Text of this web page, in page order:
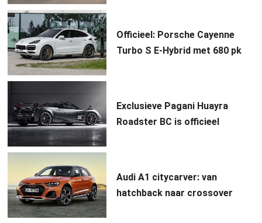
Officieel: Porsche Cayenne
Turbo S E-Hybrid met 680 pk
Exclusieve Pagani Huayra
Roadster BC is officieel
Audi A1 citycarver: van
hatchback naar crossover